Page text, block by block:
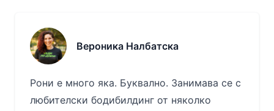
Вероника Налбатска
Рони е много яка. Буквално. Занимава се с
любителски бодибилдинг от няколко